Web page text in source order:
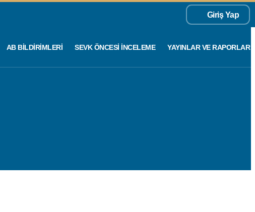
Giriş Yap
AB BILDIRIMLERI SEVK ÖNCESI İNCELEME YAYINLAR VE RAPORLAR